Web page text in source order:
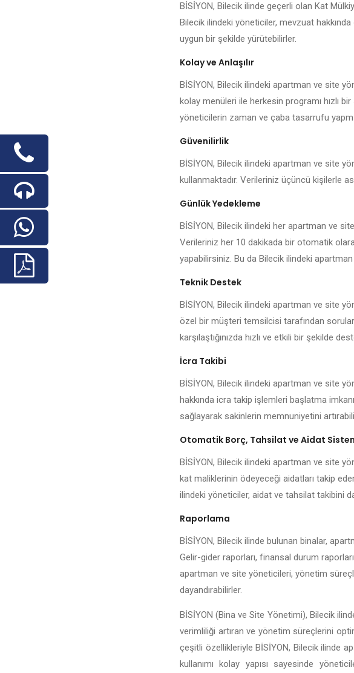
BİSİYON, Bilecik ilinde geçerli olan Kat
Bilecik ilindeki yöneticiler, mevzuat
uygun bir şekilde yürütebilirler.
Kolay ve Anlaşılır
BİSİYON, Bilecik ilindeki apartman ve site
kolay menüleri ile herkesin programı hızlı
yöneticilerin zaman ve çaba tasarrufu
Güvenilirlik
BİSİYON, Bilecik ilindeki apartman ve site
kullanmaktadır. Verileriniz üçüncü kişilerle
Günlük Yedekleme
BİSİYON, Bilecik ilindeki her apartman ve
Verileriniz her 10 dakikada bir otomatik
yapabilirsiniz. Bu da Bilecik ilindeki
Teknik Destek
BİSİYON, Bilecik ilindeki apartman ve site
özel bir müşteri temsilcisi tarafından
karşılaştığınızda hızlı ve etkili bir şekilde
İcra Takibi
BİSİYON, Bilecik ilindeki apartman ve site
hakkında icra takip işlemleri başlatma
sağlayarak sakinlerin memnuniyetini
Otomatik Borç, Tahsilat ve Aidat
BİSİYON, Bilecik ilindeki apartman ve site
kat maliklerinin ödeyeceği aidatları takip
ilindeki yöneticiler, aidat ve tahsilat takibini
Raporlama
BİSİYON, Bilecik ilinde bulunan binalar,
Gelir-gider raporları, finansal durum
apartman ve site yöneticileri, yönetim
dayandırabilirler.
BİSİYON (Bina ve Site Yönetimi), Bilecik
verimliliği artıran ve yönetim süreçlerini
çeşitli özellikleriyle BİSİYON, Bilecik ilinde
kullanımı kolay yapısı sayesinde